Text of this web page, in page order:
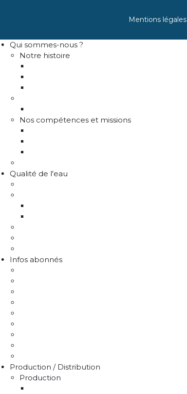
Mentions légales
Qui sommes-nous ?
Notre histoire
Nos compétences et missions
Qualité de l'eau
Infos abonnés
Production / Distribution
Production